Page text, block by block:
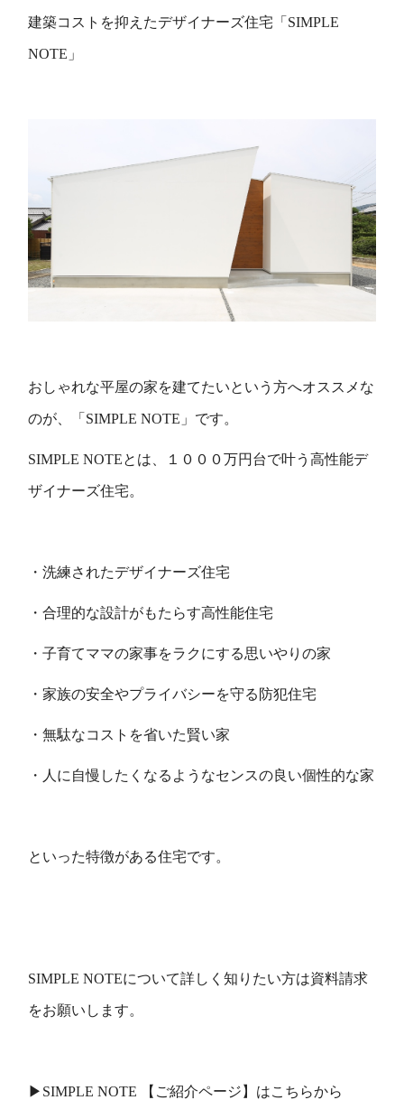
建築コストを抑えたデザイナーズ住宅「 SIMPLE
NOTE 」
おしゃれな平屋の家を建てたいという方へオススメな
のが、「 SIMPLE NOTE 」です。
SIMPLE NOTEとは、１０００万円台で叶う高性能デ
ザイナーズ住宅。
・洗練されたデザイナーズ住宅
・合理的な設計がもたらす高性能住宅
・子育てママの家事をラクにする思いやりの家
・家族の安全やプライバシーを守る防犯住宅
・無駄なコストを省いた賢い家
・人に自慢したくなるようなセンスの良い個性的な家
といった特徴がある住宅です。
SIMPLE NOTEについて詳しく知りたい方は資料請求
をお願いします。
▶ ︎SIMPLE NOTE 【ご紹介ページ】はこちらから